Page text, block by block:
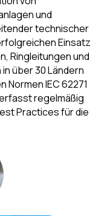
und
technischer
Einsatz
Ringleitungen und
über 30 Ländern
Normen IEC 62271
regelmäßig
Practices für die